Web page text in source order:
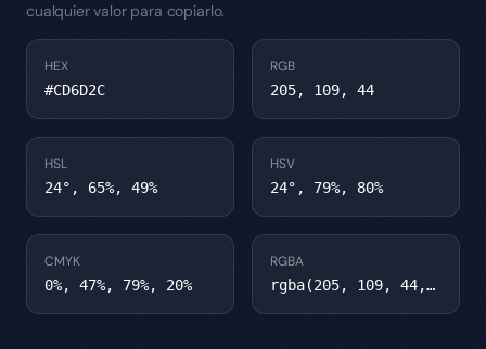
cualquier valor para copiarlo.
HEX
#CD6D2C
RGB
205, 109, 44
HSL
24°, 65%, 49%
HSV
24°, 79%, 80%
CMYK
0%, 47%, 79%, 20%
RGBA
rgba(205, 109, 44, 1)